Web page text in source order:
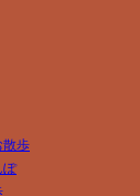
散歩
ぽ